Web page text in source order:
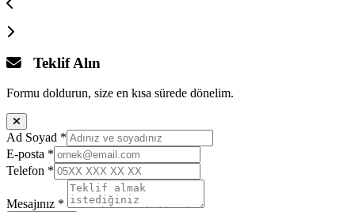
Teklif Alın
Formu doldurun, size en kısa sürede dönelim.
Ad Soyad *
E-posta *
Telefon *
Mesajınız *